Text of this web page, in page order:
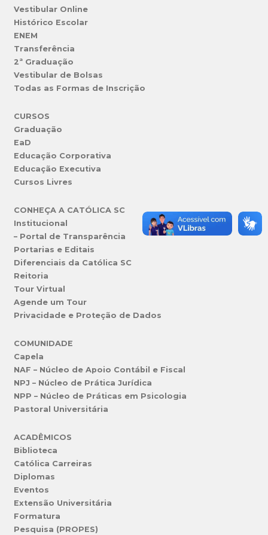
Vestibular Online
Histórico Escolar
ENEM
Transferência
2ª Graduação
Vestibular de Bolsas
Todas as Formas de Inscrição
CURSOS
Graduação
EaD
Educação Corporativa
Educação Executiva
Cursos Livres
CONHEÇA A CATÓLICA SC
Institucional
– Portal de Transparência
Portarias e Editais
Diferenciais da Católica SC
Reitoria
Tour Virtual
Agende um Tour
Privacidade e Proteção de Dados
COMUNIDADE
Capela
NAF – Núcleo de Apoio Contábil e Fiscal
NPJ – Núcleo de Prática Jurídica
NPP – Núcleo de Práticas em Psicologia
Pastoral Universitária
ACADÊMICOS
Biblioteca
Católica Carreiras
Diplomas
Eventos
Extensão Universitária
Formatura
Pesquisa (PROPES)